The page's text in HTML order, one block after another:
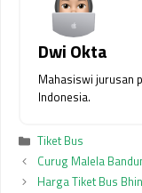
Dwi Okta
Mahasiswi jurusan
Indonesia.
Kategori
Tiket Bus
Curug Malela
Harga Tiket Bus